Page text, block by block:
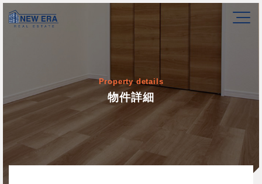
Property details
物件詳細